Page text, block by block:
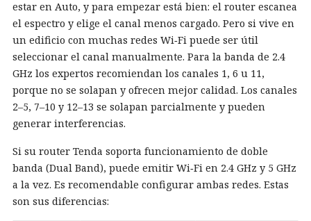
estar en Auto, y para empezar está bien: el router escanea
el espectro y elige el canal menos cargado. Pero si vive en
un edificio con muchas redes Wi‑Fi puede ser útil
seleccionar el canal manualmente. Para la banda de 2.4
GHz los expertos recomiendan los canales 1, 6 u 11,
porque no se solapan y ofrecen mejor calidad. Los canales
2–5, 7–10 y 12–13 se solapan parcialmente y pueden
generar interferencias.
Si su router Tenda soporta funcionamiento de doble
banda (Dual Band), puede emitir Wi‑Fi en 2.4 GHz y 5 GHz
a la vez. Es recomendable configurar ambas redes. Estas
son sus diferencias: